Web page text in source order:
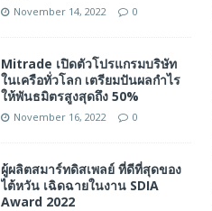
November 14, 2022 0
Mitrade เปิดตัวโปรแกรมบริษัท
ในเครือทั่วโลก เตรียมปันผลกำไร
ให้พันธมิตรสูงสุดถึง 50%
November 16, 2022 0
ผู้ผลิตสมาร์ทดิสเพลย์ ที่ดีที่สุดของ
ไต้หวัน เฉิดฉายในงาน SDIA
Award 2022